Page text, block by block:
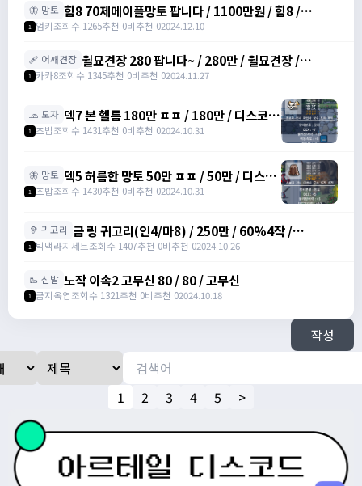
🦋 망토 힘8 70제메이플망토 팝니다 / 1100만원 / 힘8 /
https://open.kakao.com/o/srDmv3Wf
1 엄키조회수 1265추천 0비추천 02024.12.10
🩹 어깨견장 월묘견장 280 팝니다~ / 280만 / 월묘견장 /
https://open.kakao.com/o/si771d2g
1 카카8조회수 1345추천 0비추천 02024.11.27
🧢 모자 덱7 본 헬름 180만 ㅍㅍ / 180만 / 디스코드
: banana555_
1 초밥조회수 1431추천 0비추천 02024.10.31
🦋 망토 덱5 허름한 망토 50만 ㅍㅍ / 50만 / 디스코
드 : banana555_
1 초밥조회수 1430추천 0비추천 02024.10.31
🦻 귀고리 금 링 귀고리(인4/마8) / 250만 / 60%4작 /
2500000 /
1 빅맥라지세트조회수 1407추천 0비추천 02024.10.26
🥾 신발 노작 이속2 고무신 80 / 80 / 고무신
1 금지옥엽조회수 1321추천 0비추천 02024.10.18
작성
1 2 3 4 5 >